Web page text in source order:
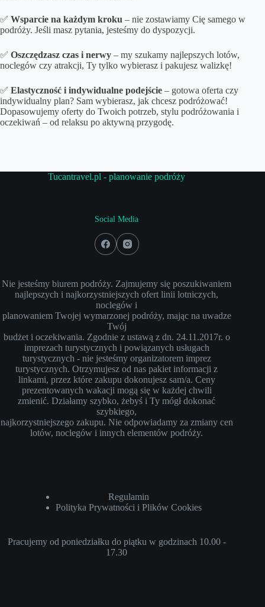
✅ Wsparcie na każdym kroku – nie zostawiamy Cię samego w
podróży. Jeśli masz pytania, jesteśmy do dyspozycji.
✅ Oszczędzasz czas i nerwy – my szukamy najlepszych lotów,
noclegów czy atrakcji, Ty tylko wybierasz i pakujesz walizkę!
✅ Elastyczność i indywidualne podejście – gotowa oferta czy
indywidualny plan? Sam wybierasz, jak chcesz podróżować!
Dopasowujemy oferty do Twoich potrzeb, stylu podróżowania i
oczekiwań – od relaksu po aktywną przygodę.
Tucantravel.pl - planowanie podróży
Social Media
Nie jesteśmy biurem podróży. Zajmujemy się poszukiwaniem
najlepszych i najkorzystniejszych ofert linii lotniczych,
noclegów i
planowaniem Twojej wymarzonej podróży, mając na uwadze
Twój
budżet i oczekiwania. Zgodnie z ustawą z dn. 24.11.2017r. o
imprezach turystycznych i powiązanych usługach
turystycznych - nie jesteśmy organizatorem imprez
turystycznych. Otrzymujesz od nas pakiet informacji z
linkami, przez które zakupu dokonujesz sam/a. Ceny
prezentowanych wakacji mogą się w każdej chwili
zmienić. Działamy szybko, żebyś i Ty mógł dokonać
szybkiego,
najkorzystniejszego zakupu. Nie odpowiadamy za zmiany cen
lotów, noclegów i innych elementów podróży.
Regulamin
Polityka Prywatności i Plików Cookies
Pracujemy od poniedziałku do piątku w godzinach 10.00 -
17.30